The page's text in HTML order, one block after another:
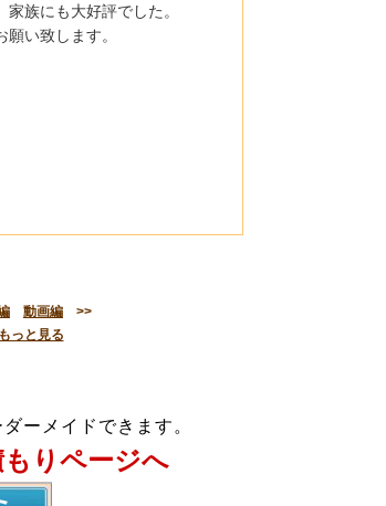
族にも大好評でした。
い致します。
動画編 >>
っと見る
ーメイドできます。
りページへ